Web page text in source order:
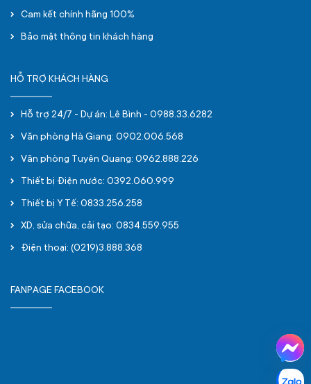
Cam kết chính hãng 100%
Bảo mật thông tin khách hàng
HỖ TRỢ KHÁCH HÀNG
Hỗ trợ 24/7 - Dự án: Lê Bình - 0988.33.6282
Văn phòng Hà Giang: 0902.006.568
Văn phòng Tuyên Quang: 0962.888.226
Thiết bị Điện nước: 0392.060.999
Thiết bị Y Tế: 0833.256.258
XD, sửa chữa, cải tạo: 0834.559.955
Điện thoại: (0219)3.888.368
FANPAGE FACEBOOK